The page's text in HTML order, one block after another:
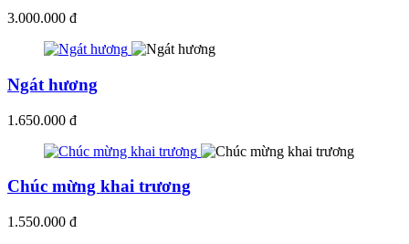
3.000.000 đ
Ngát hương
1.650.000 đ
Chúc mừng khai trương
1.550.000 đ